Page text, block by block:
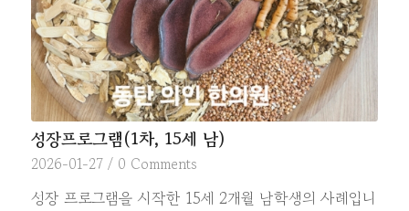
성장프로그램(1차, 15세 남)
2026-01-27 / 0 Comments
성장 프로그램을 시작한 15세 2개월 남학생의 사례입니